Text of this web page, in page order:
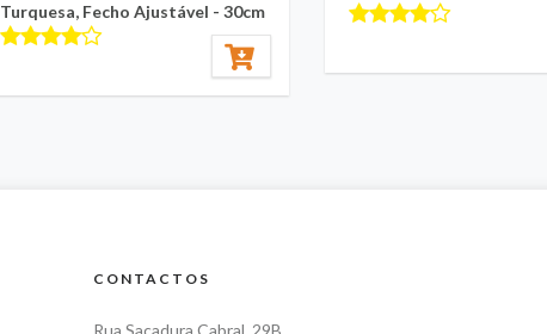
Turquesa, Fecho Ajustável - 30cm
CONTACTOS
Rua Sacadura Cabral, 29B